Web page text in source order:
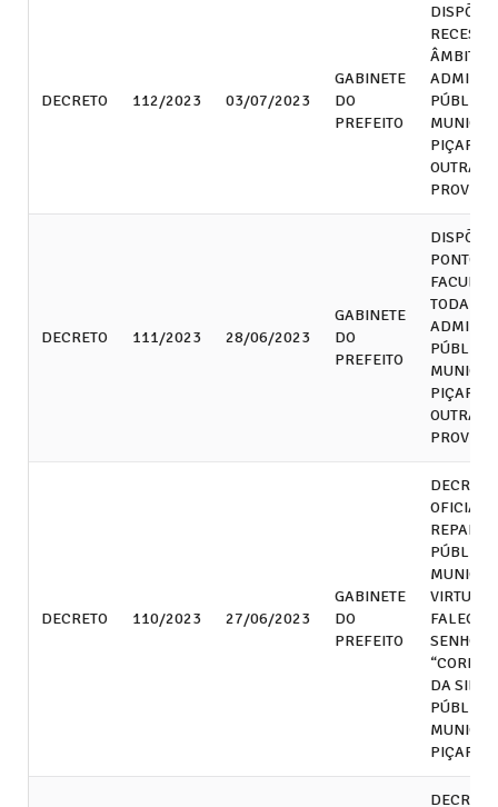
DECRETO 112/2023 03/07/2023
GABINETE
DO
PREFEITO
DISPÕE
ÂMBITO
PÚBLICA
OUTRAS
DECRETO 111/2023 28/06/2023
GABINETE
DO
PREFEITO
DISPÕE
PONTO
TODA A
PÚBLICA
OUTRAS
DECRETO 110/2023 27/06/2023
GABINETE
DO
PREFEITO
OFICIAL
VIRTUDE
SENHOR.
DA SILVA
PÚBLICO
PIÇARRA